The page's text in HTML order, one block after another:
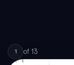
1 of 13